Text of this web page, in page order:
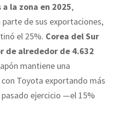
la zona en 2025,
de sus exportaciones,
el 25%. Corea del Sur
de alrededor de 4.632
mantiene una
Toyota exportando más
ejercicio —el 15%